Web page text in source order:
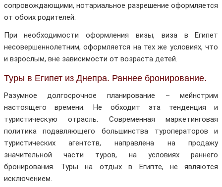
сопровождающими, нотариальное разрешение оформляется
от обоих родителей.
При необходимости оформления визы, виза в Египет
несовершеннолетним, оформляется на тех же условиях, что
и взрослым, вне зависимости от возраста детей.
Туры в Египет из Днепра. Раннее бронирование.
Разумное долгосрочное планирование – мейнстрим
настоящего времени. Не обходит эта тенденция и
туристическую отрасль. Современная маркетинговая
политика подавляющего большинства туроператоров и
туристических агентств, направлена на продажу
значительной части туров, на условиях раннего
бронирования. Туры на отдых в Египте, не являются
исключением.